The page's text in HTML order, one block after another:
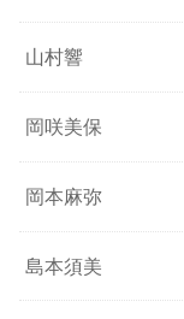
山村響
岡咲美保
岡本麻弥
島本須美